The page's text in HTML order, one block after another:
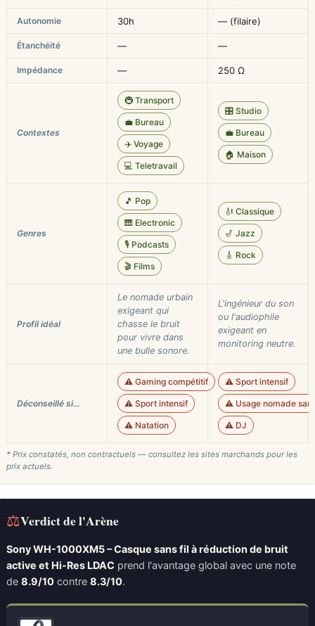
Autonomie 30h — (filaire)
Étanchéité — —
Impédance — 250 Ω
Contextes
🚇 Transport
💼 Bureau
✈️ Voyage
💻 Teletravail
🎛️ Studio
💼 Bureau
🏠 Maison
Genres
🎵 Pop
🎹 Electronic
🎙️ Podcasts
🎬 Films
🎻 Classique
🎷 Jazz
🎸 Rock
Profil idéal
Le nomade urbain
exigeant qui
chasse le bruit
pour vivre dans
une bulle sonore.
L'ingénieur du son
ou l'audiophile
exigeant en
monitoring neutre.
Déconseillé si…
⚠️ Gaming compétitif
⚠️ Sport intensif
⚠️ Natation
⚠️ Sport intensif
⚠️ Usage nomade
⚠️ DJ
* Prix constatés, non contractuels — consultez les sites marchands pour les
prix actuels.
⚖Verdict de l'Arène
Sony WH-1000XM5 – Casque sans fil à réduction de bruit
active et Hi-Res LDAC prend l'avantage global avec une note
de 8.9/10 contre 8.3/10.